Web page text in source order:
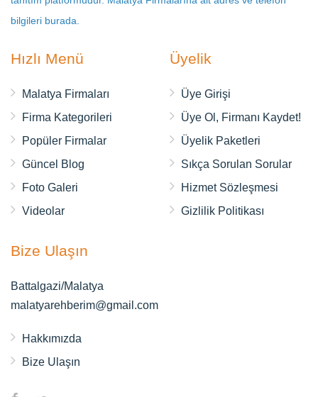
bilgileri burada.
Hızlı Menü
Malatya Firmaları
Firma Kategorileri
Popüler Firmalar
Güncel Blog
Foto Galeri
Videolar
Üyelik
Üye Girişi
Üye Ol, Firmanı Kaydet!
Üyelik Paketleri
Sıkça Sorulan Sorular
Hizmet Sözleşmesi
Gizlilik Politikası
Bize Ulaşın
Battalgazi/Malatya
malatyarehberim@gmail.com
Hakkımızda
Bize Ulaşın